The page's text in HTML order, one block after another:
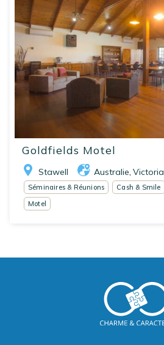
Goldfields Motel
Stawell Australie Victoria
Séminaires & Réunions Cash & Smile
Motel